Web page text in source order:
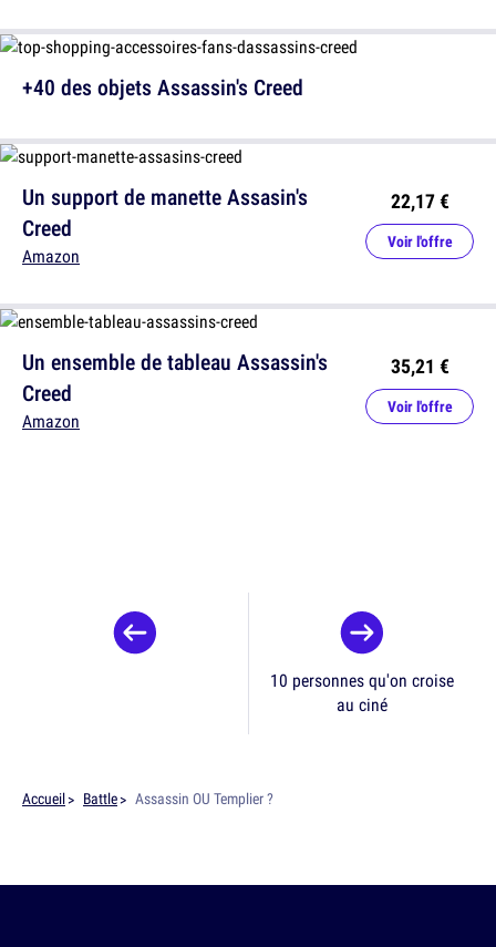
+40 des objets Assassin's Creed
Un ensemble de tableau Assassin's
Creed
Amazon
35,21 €
Voir l'offre
Un support de manette Assasin's
Creed
Amazon
22,17 €
Voir l'offre
10 personnes qu'on croise
au ciné
Accueil Battle Assassin OU Templier ?